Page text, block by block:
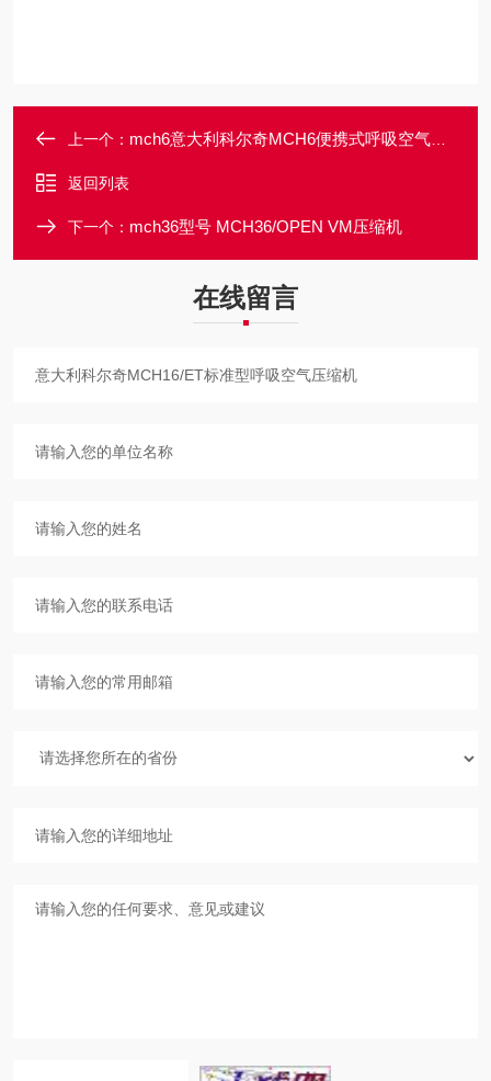
上一个： mch6意大利科尔奇MCH6便携式呼吸空气压缩机
返回列表
下一个： mch36型号 MCH36/OPEN VM压缩机
在线留言